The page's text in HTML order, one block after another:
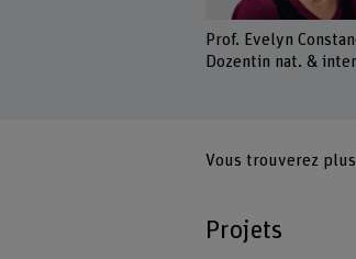
Prof. Evelyn
Dozentin nat. &
Vous trouverez
Projets